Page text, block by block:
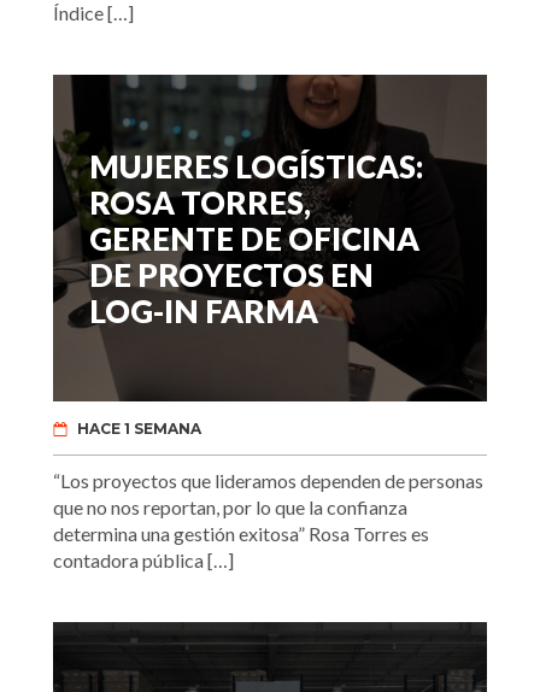
Índice […]
MUJERES LOGÍSTICAS:
ROSA TORRES,
GERENTE DE OFICINA
DE PROYECTOS EN
LOG-IN FARMA
HACE 1 SEMANA
“Los proyectos que lideramos dependen de personas
que no nos reportan, por lo que la confianza
determina una gestión exitosa” Rosa Torres es
contadora pública […]